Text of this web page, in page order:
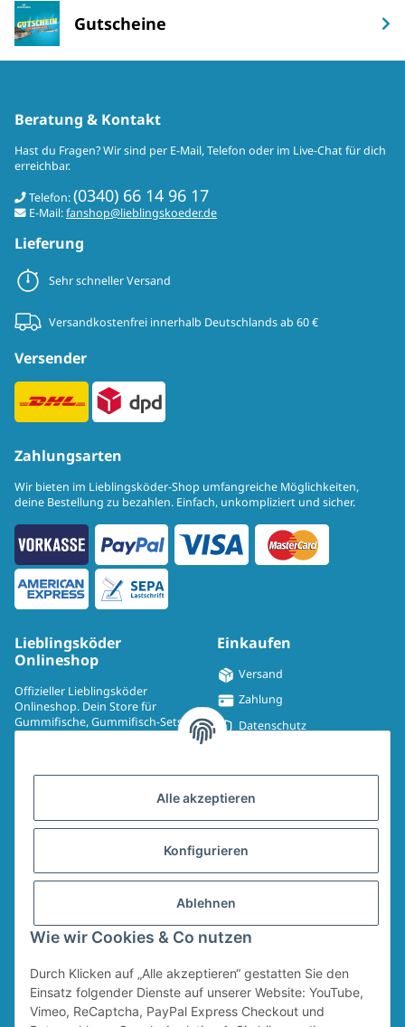
Alle akzeptieren
Konfigurieren
Ablehnen
Wie wir Cookies & Co nutzen
Durch Klicken auf „Alle akzeptieren“ gestatten Sie den
Einsatz folgender Dienste auf unserer Website: YouTube,
Vimeo, ReCaptcha, PayPal Express Checkout und
Gutscheine
Beratung & Kontakt
Hast du Fragen? Wir sind per E-Mail, Telefon oder im Live-Chat für dich
erreichbar.
Telefon:(0340) 66 14 96 17
E-Mail:fanshop@lieblingskoeder.de
Lieferung
Sehr schneller Versand
Versandkostenfrei innerhalb Deutschlands ab 60 €
Versender
Zahlungsarten
Wir bieten im Lieblingsköder-Shop umfangreiche Möglichkeiten,
deine Bestellung zu bezahlen. Einfach, unkompliziert und sicher.
Lieblingsköder
Onlineshop
Offizieller Lieblingsköder
Onlineshop. Dein Store für
Gummifische, Gummifisch-Sets,
Einkaufen
Versand
Zahlung
Datenschutz
Widerrufsrecht
AGB
Sitemap
Widerrufsformular
Vertrag widerrufen
* Alle Preise inkl. gesetzlicher USt., zzgl.Versand
Für den Versand von Ruten und Keschern wird ein Sperrgutzuschlag in Höhe
von 4,95 € erhoben. Dieser Zuschlag fällt unabhängig vom Warenwert an.